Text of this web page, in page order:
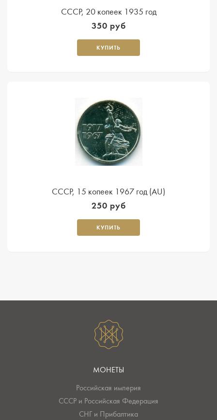
СССР, 20 копеек 1935 год
350 руб
КУПИТЬ
СССР, 15 копеек 1967 год (AU)
250 руб
КУПИТЬ
МОНЕТЫ
Российская империя
СССР и Российская Федерация
СНГ и Прибалтика